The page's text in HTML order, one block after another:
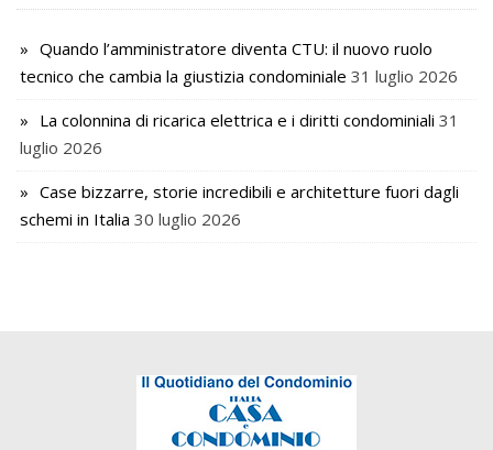
Quando l’amministratore diventa CTU: il nuovo ruolo
tecnico che cambia la giustizia condominiale 31 luglio 2026
La colonnina di ricarica elettrica e i diritti condominiali 31
luglio 2026
Case bizzarre, storie incredibili e architetture fuori dagli
schemi in Italia 30 luglio 2026